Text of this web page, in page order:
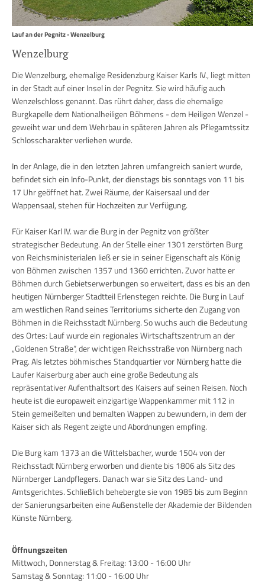
Lauf an der Pegnitz - Wenzelburg
Wenzelburg
Die Wenzelburg, ehemalige Residenzburg Kaiser Karls IV., liegt mitten
in der Stadt auf einer Insel in der Pegnitz. Sie wird häufig auch
Wenzelschloss genannt. Das rührt daher, dass die ehemalige
Burgkapelle dem Nationalheiligen Böhmens - dem Heiligen Wenzel -
geweiht war und dem Wehrbau in späteren Jahren als Pflegamtssitz
Schlosscharakter verliehen wurde.
In der Anlage, die in den letzten Jahren umfangreich saniert wurde,
befindet sich ein Info-Punkt, der dienstags bis sonntags von 11 bis
17 Uhr geöffnet hat. Zwei Räume, der Kaisersaal und der
Wappensaal, stehen für Hochzeiten zur Verfügung.
Für Kaiser Karl IV. war die Burg in der Pegnitz von größter
strategischer Bedeutung. An der Stelle einer 1301 zerstörten Burg
von Reichsministerialen ließ er sie in seiner Eigenschaft als König
von Böhmen zwischen 1357 und 1360 errichten. Zuvor hatte er
Böhmen durch Gebietserwerbungen so erweitert, dass es bis an den
heutigen Nürnberger Stadtteil Erlenstegen reichte. Die Burg in Lauf
am westlichen Rand seines Territoriums sicherte den Zugang von
Böhmen in die Reichsstadt Nürnberg. So wuchs auch die Bedeutung
des Ortes: Lauf wurde ein regionales Wirtschaftszentrum an der
„Goldenen Straße“, der wichtigen Reichsstraße von Nürnberg nach
Prag. Als letztes böhmisches Standquartier vor Nürnberg hatte die
Laufer Kaiserburg aber auch eine große Bedeutung als
repräsentativer Aufenthaltsort des Kaisers auf seinen Reisen. Noch
heute ist die europaweit einzigartige Wappenkammer mit 112 in
Stein gemeißelten und bemalten Wappen zu bewundern, in dem der
Kaiser sich als Regent zeigte und Abordnungen empfing.
Die Burg kam 1373 an die Wittelsbacher, wurde 1504 von der
Reichsstadt Nürnberg erworben und diente bis 1806 als Sitz des
Nürnberger Landpflegers. Danach war sie Sitz des Land- und
Amtsgerichtes. Schließlich behebergte sie von 1985 bis zum Beginn
der Sanierungsarbeiten eine Außenstelle der Akademie der Bildenden
Künste Nürnberg.
Öffnungszeiten
Mittwoch, Donnerstag & Freitag: 13:00 - 16:00 Uhr
Samstag & Sonntag: 11:00 - 16:00 Uhr